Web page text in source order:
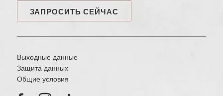
ЗАПРОСИТЬ СЕЙЧАС
Выходные данные
Защита данных
Общие условия